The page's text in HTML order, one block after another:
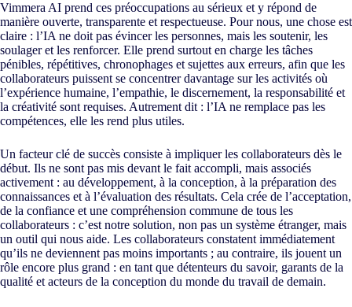
Vimmera AI prend ces préoccupations au sérieux et y répond de
manière ouverte, transparente et respectueuse. Pour nous, une chose est
claire : l’IA ne doit pas évincer les personnes, mais les soutenir, les
soulager et les renforcer. Elle prend surtout en charge les tâches
pénibles, répétitives, chronophages et sujettes aux erreurs, afin que les
collaborateurs puissent se concentrer davantage sur les activités où
l’expérience humaine, l’empathie, le discernement, la responsabilité et
la créativité sont requises. Autrement dit : l’IA ne remplace pas les
compétences, elle les rend plus utiles.
Un facteur clé de succès consiste à impliquer les collaborateurs dès le
début. Ils ne sont pas mis devant le fait accompli, mais associés
activement : au développement, à la conception, à la préparation des
connaissances et à l’évaluation des résultats. Cela crée de l’acceptation,
de la confiance et une compréhension commune de tous les
collaborateurs : c’est notre solution, non pas un système étranger, mais
un outil qui nous aide. Les collaborateurs constatent immédiatement
qu’ils ne deviennent pas moins importants ; au contraire, ils jouent un
rôle encore plus grand : en tant que détenteurs du savoir, garants de la
qualité et acteurs de la conception du monde du travail de demain.